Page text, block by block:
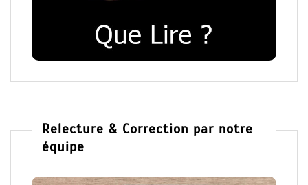
Relecture & Correction par notre
équipe